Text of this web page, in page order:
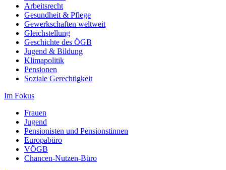
Arbeitsrecht
Gesundheit & Pflege
Gewerkschaften weltweit
Gleichstellung
Geschichte des ÖGB
Jugend & Bildung
Klimapolitik
Pensionen
Soziale Gerechtigkeit
Im Fokus
Frauen
Jugend
Pensionisten und Pensionstinnen
Europabüro
VÖGB
Chancen-Nutzen-Büro